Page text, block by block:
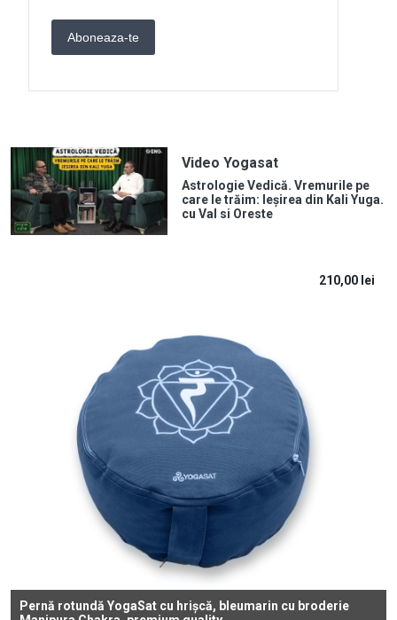
Video Yogasat
Astrologie Vedică. Vremurile pe
care le trăim: Ieșirea din Kali Yuga.
cu Val si Oreste
Pernă rotundă YogaSat cu hrișcă, bleumarin cu broderie
210,00 lei